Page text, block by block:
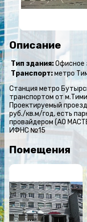
Описание
Тип здания:Офисное
Транспорт:метро
Станция метро
транспортом от
Проектируемый
руб./кв.м/год, есть
провайдером (АО
ИФНС №15
Помещения